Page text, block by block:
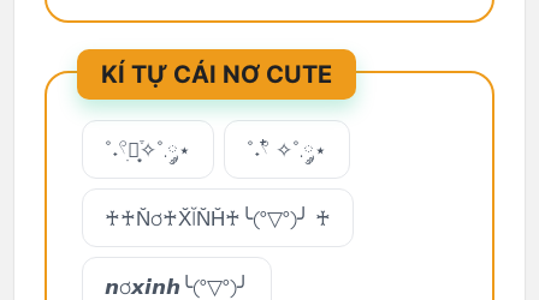
KÍ TỰ CÁI NƠ CUTE
˚˖𓍢ִ໋͙֒✧˚.༘⋆ ˚˖𓍢໋ ✧˚.༘⋆
♰♰N̆ơ♰X̆ĬN̆H̆♰╰(°▽°)╯ ♰
𝙣ơ𝙭𝙞𝙣𝙝╰(°▽°)╯